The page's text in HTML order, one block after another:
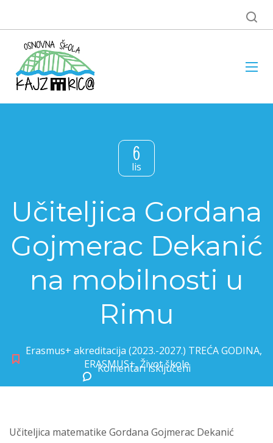
6
lis
Učiteljica Gordana
Gojmerac Dekanić
na mobilnosti u
Rimu
Erasmus+ akreditacija (2023.-2027.) TREĆA GODINA,
ERASMUS+,Život škole
Komentari isključeni
Učiteljica matematike Gordana Gojmerac Dekanić